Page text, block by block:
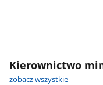
Kierownictwo
zobacz wszystkie